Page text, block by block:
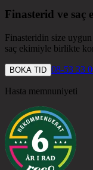
Finasterid ve saç
Finasteridin size uygun
saç ekimiyle birlikte
BOKA TID 08-53 33
Hasta memnuniyeti